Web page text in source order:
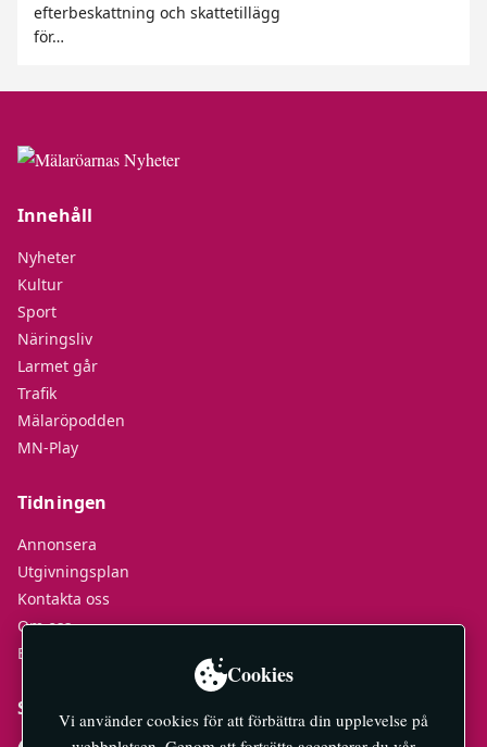
efterbeskattning och skattetillägg
för…
Innehåll
Nyheter
Kultur
Sport
Näringsliv
Larmet går
Trafik
Mälaröpodden
MN-Play
Tidningen
Annonsera
Utgivningsplan
Kontakta oss
Om oss
E-tidningar
Socialt
Cookies
Vi använder cookies för att förbättra din upplevelse på